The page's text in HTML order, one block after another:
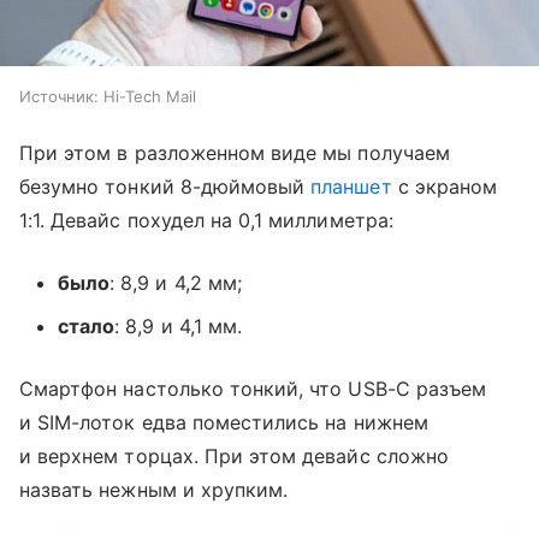
Источник: Hi-Tech Mail
При этом в разложенном виде мы получаем
безумно тонкий 8-дюймовый планшет с экраном
1:1. Девайс похудел на 0,1 миллиметра:
было: 8,9 и 4,2 мм;
стало: 8,9 и 4,1 мм.
Смартфон настолько тонкий, что USB-C разъем
и SIM-лоток едва поместились на нижнем
и верхнем торцах. При этом девайс сложно
назвать нежным и хрупким.